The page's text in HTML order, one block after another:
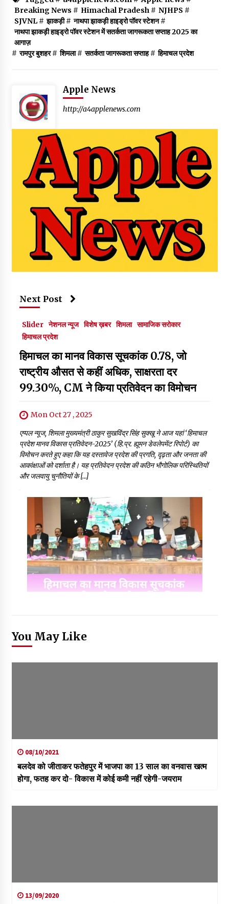
Breaking News # Himachal Pradesh# NJHPS #
SJVNL# झाकड़ी# नाथपा झाकड़ी हाइड्रो पॉवर स्टेशन#
नाथपा झाकड़ी हाइड्रो पॉवर स्टेशन में सतर्कता जागरूकता सप्ताह 2025 का
आगाज़
# रामपुर बुशहर# शिमला# सतर्कता जागरूकता सप्ताह# हिमाचल प्रदेश
Apple News
http://a4applenews.com
Next Post
Slider नेशनल न्यूज विशेष ख़बर शिमला सामाजिक सरोकार
हिमाचल प्रदेश
हिमाचल का मानव विकास सूचकांक 0.78, जो
राष्ट्रीय औसत से कहीं अधिक, साक्षरता दर
99.30%, CM ने किया प्रतिवेदन का विमोचन
Mon Oct 27 , 2025
एप्पल न्यूज, शिमला मुख्यमंत्री ठाकुर सुखविंद्र सिंह सुक्खू ने आज यहां ‘हिमाचल
प्रदेश मानव विकास प्रतिवेदन-2025’ (हि.प्र. ह्यूमन डेवलेपमेंट रिपोर्ट) का
विमोचन करते हुए कहा कि यह दस्तावेज प्रदेश की प्रगति, दृढ़ता और जनता की
आकांक्षाओं को दर्शाता है। यह प्रतिवेदन प्रदेश की कठिन भौगोलिक परिस्थितियों
और जलवायु चुनौतियों के […]
You May Like
08/10/2021
बलदेव को जीताकर फतेहपुर में भाजपा का 13 साल का वनवास खत्म
होगा, फतह कर दो- विकास में कोई कमी नहीं रहेगी-जयराम
13/09/2020